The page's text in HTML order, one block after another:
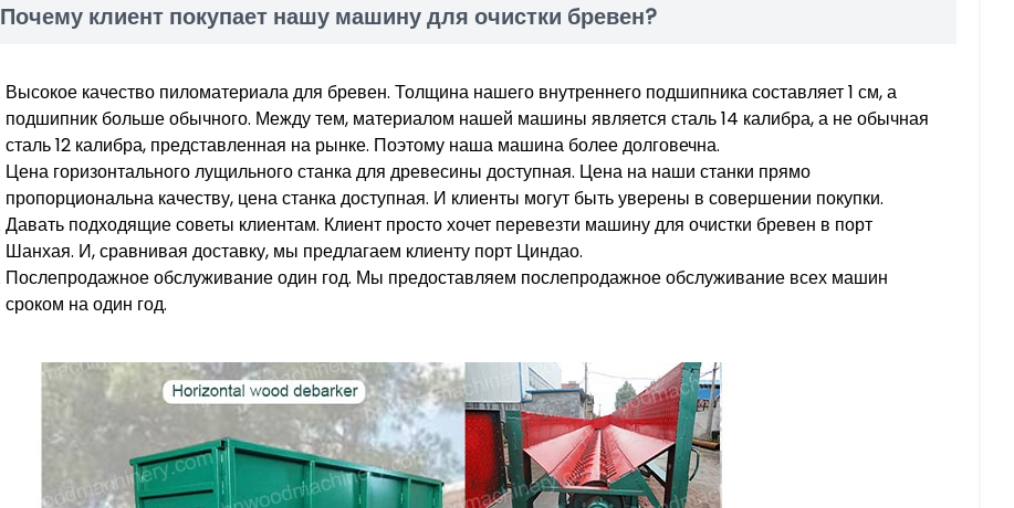
Почему клиент покупает нашу машину для очистки бревен?
Высокое качество пиломатериала для бревен. Толщина нашего внутреннего подшипника составляет 1 см, а
подшипник больше обычного. Между тем, материалом нашей машины является сталь 14 калибра, а не обычная
сталь 12 калибра, представленная на рынке. Поэтому наша машина более долговечна.
Цена горизонтального лущильного станка для древесины доступная. Цена на наши станки прямо
пропорциональна качеству, цена станка доступная. И клиенты могут быть уверены в совершении покупки.
Давать подходящие советы клиентам. Клиент просто хочет перевезти машину для очистки бревен в порт
Шанхая. И, сравнивая доставку, мы предлагаем клиенту порт Циндао.
Послепродажное обслуживание один год. Мы предоставляем послепродажное обслуживание всех машин
сроком на один год.